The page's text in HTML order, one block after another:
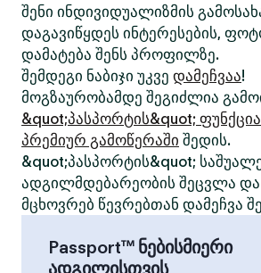
შენი ინდივიდუალიზმის
დაგავიწყდეს ინტერესების,
დამატება შენს პროფილზე.
შემდეგი ნაბიჯი უკვე დამეჩვაა!
მოგზაურობამდე შეგიძლია
&quot;პასპორტის&quot; ფუნქცია
პრემიურ გამოწერაში შედის.
&quot;პასპორტის&quot;
ადგილმდებარეობის შეცვლა და
მცხოვრებ წევრებთან დამეჩვა
Passport™ ნებისმიერი
ადგილისთვის